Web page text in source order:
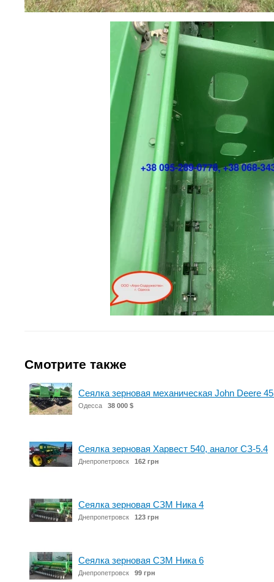
Смотрите также
Сеялка зерновая механическая John Deere
Одесса 38 000 $
Сеялка зерновая Харвест 540, аналог СЗ-5.4
Днепропетровск 162 грн
Сеялка зерновая СЗМ Ника 4
Днепропетровск 123 грн
Сеялка зерновая СЗМ Ника 6
Днепропетровск 99 грн